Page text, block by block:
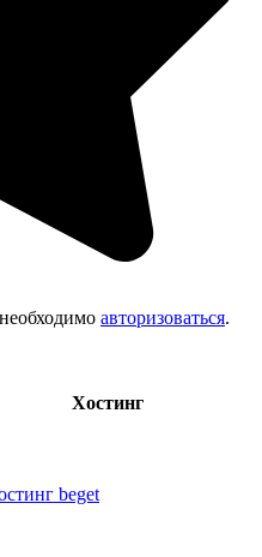
авторизоваться.
Хостинг